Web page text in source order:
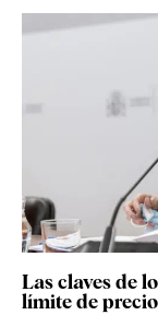
Las claves de
límite de